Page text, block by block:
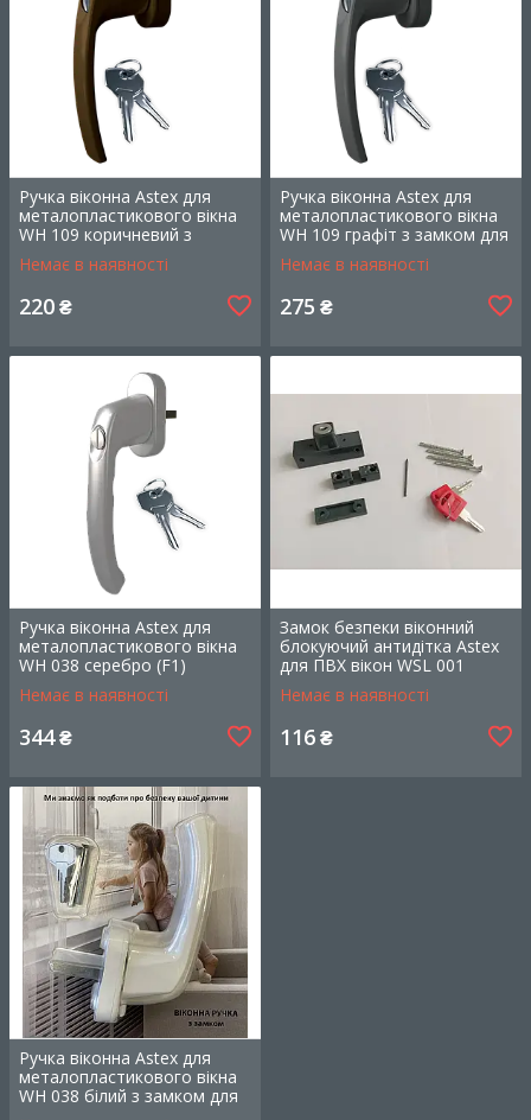
Ручка для металопластикового
вікна WH 038, графіт
Надійний захист від відкривання вікна дітьми,
блокування у закритому вигляді та на
провітрюванні. Глянцеве покриття із полімерним
Дізнатися більше
Ручка для металопластикового
вікна WH 038, коричнева
Поворотна ручка на овальній планці, з ключем
для блокування. Матеріал – метал, пластикове
Дізнатися більше
Ручка віконна Astex для
металопластикового вікна
WH 109 коричневий з
замком для дитячої безпеки
(РАЛ 8019)
Немає в наявності
220₴
Ручка віконна Astex для
металопластикового вікна
WH 109 графіт з замком для
дитячої безпеки (РАЛ 7024)
Немає в наявності
275 ₴
Ручка віконна Astex для
металопластикового вікна
WH 038 серебро (F1)
Немає в наявності
344₴
Замок безпеки віконний
блокуючий антидітка Astex
для ПВХ вікон WSL 001
графіт (РАЛ 7024)
Немає в наявності
116₴
Ручка віконна Astex для
металопластикового вікна
WH 038 білий з замком для
дитячої безпеки (Блістер,